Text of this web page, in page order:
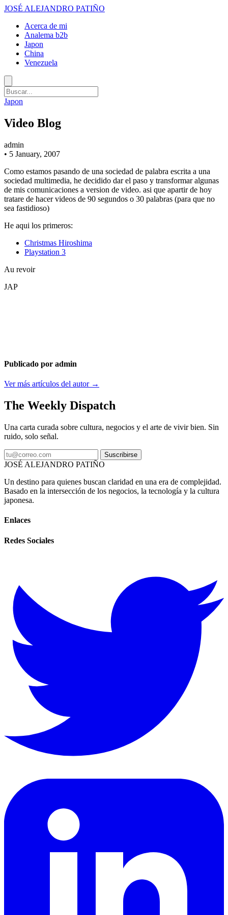
JOSÉ ALEJANDRO PATIÑO
Acerca de mi
Analema b2b
Japon
China
Venezuela
Japon
Video Blog
admin
• 5 January, 2007
Como estamos pasando de una sociedad de palabra escrita a una
sociedad multimedia, he decidido dar el paso y transformar algunas
de mis comunicaciones a version de video. asi que apartir de hoy
tratare de hacer videos de 90 segundos o 30 palabras (para que no
sea fastidioso)
He aqui los primeros:
Christmas Hiroshima
Playstation 3
Au revoir
JAP
Publicado por admin
Ver más artículos del autor →
The Weekly Dispatch
Una carta curada sobre cultura, negocios y el arte de vivir bien. Sin
ruido, solo señal.
Suscribirse
JOSÉ ALEJANDRO PATIÑO
Un destino para quienes buscan claridad en una era de complejidad.
Basado en la intersección de los negocios, la tecnología y la cultura
japonesa.
Enlaces
Redes Sociales